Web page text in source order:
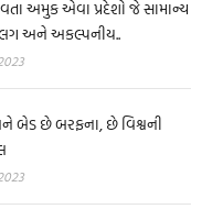
અમુક એવા પ્રદેશો જે સામાન્ય
અને અકલ્પનીય..
બેડ છે બરફના, છે વિશ્વની